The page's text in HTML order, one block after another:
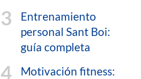
Entrenamiento
personal Sant Boi:
guía completa
Motivación fitness: